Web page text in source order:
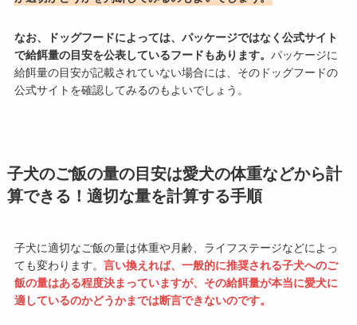
なお、ドッグフードによっては、パッケージではなく公式サイト
で給餌量の目安を公表しているフードもあります。 パッケージに
給餌量の目安が記載されていない場合には、そのドッグフードの
公式サイトを確認してみるのもよいでしょう。
子犬のご飯の量の目安は愛犬の体重などから計
算できる！適切な量を計算する手順
子犬に適切なご飯の量は体重や月齢、ライフステージなどによっ
ても変わります。 言い換えれば、一般的に推奨される子犬へのご
飯の量はある程度決まっていますが、その給餌量が本当に愛犬に
適しているのかどうかまでは断言できないのです。